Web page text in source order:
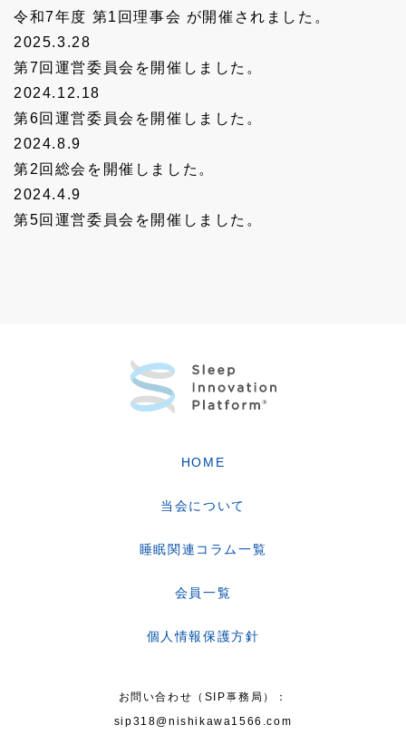
令和7年度 第1回理事会 が開催されました。
2025.3.28
第7回運営委員会を開催しました。
2024.12.18
第6回運営委員会を開催しました。
2024.8.9
第2回総会を開催しました。
2024.4.9
第5回運営委員会を開催しました。
HOME
当会について
睡眠関連コラム一覧
会員一覧
個人情報保護方針
お問い合わせ（SIP事務局）：
sip318@nishikawa1566.com